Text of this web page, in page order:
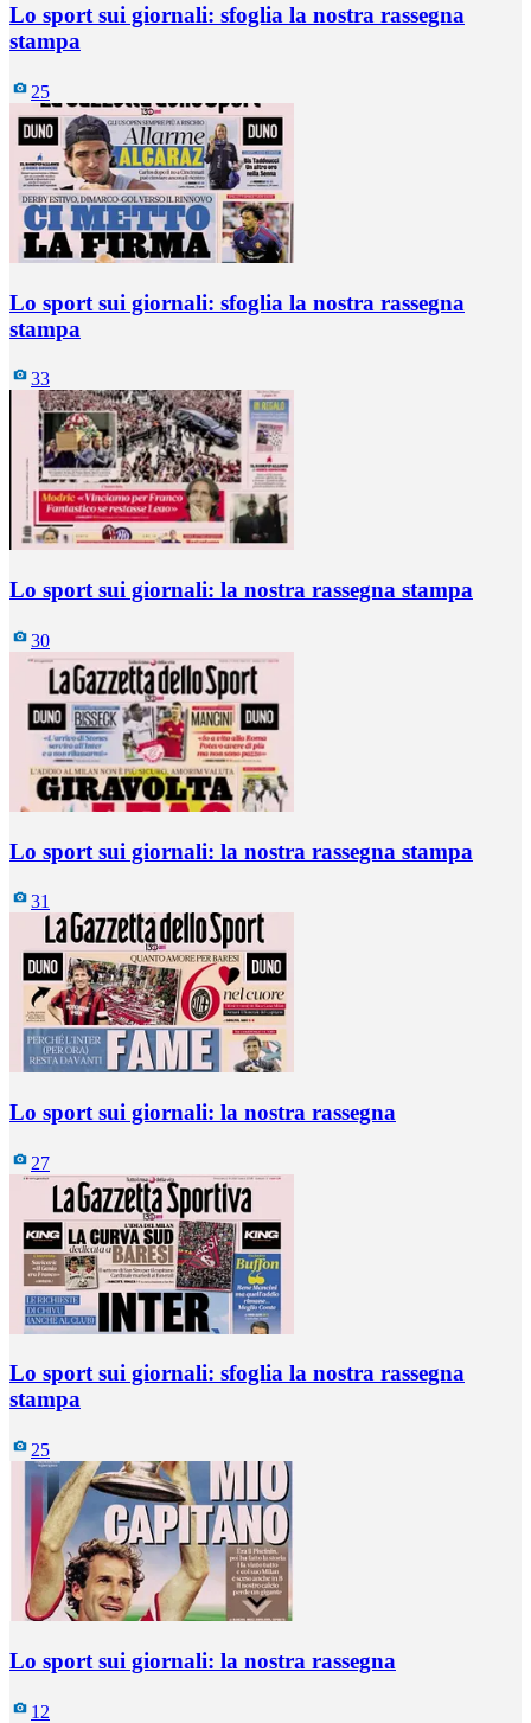
Lo sport sui giornali: sfoglia la nostra rassegna
stampa
25
Lo sport sui giornali: sfoglia la nostra rassegna
stampa
33
Lo sport sui giornali: la nostra rassegna stampa
30
Lo sport sui giornali: la nostra rassegna stampa
31
Lo sport sui giornali: la nostra rassegna
27
Lo sport sui giornali: sfoglia la nostra rassegna
stampa
25
Lo sport sui giornali: la nostra rassegna
12